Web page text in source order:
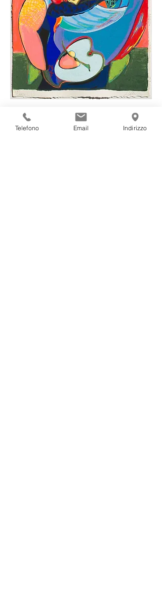
Figure in Amore III
Serigrafia a 36 colori pieno margine.
Telefono Email Indirizzo